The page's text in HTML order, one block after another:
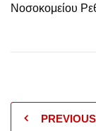
Νοσοκομείου
PREVIOUS